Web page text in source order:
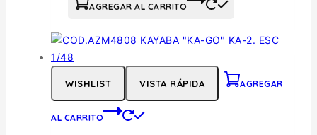
AGREGAR AL CARRITO
WISHLIST VISTA RÁPIDA AGREGAR
AL CARRITO